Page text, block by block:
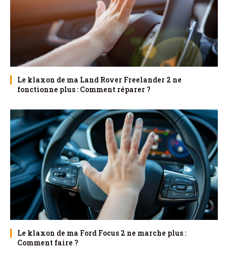
Le klaxon de ma Land Rover Freelander 2 ne
fonctionne plus : Comment réparer ?
Le klaxon de ma Ford Focus 2 ne marche plus :
Comment faire ?